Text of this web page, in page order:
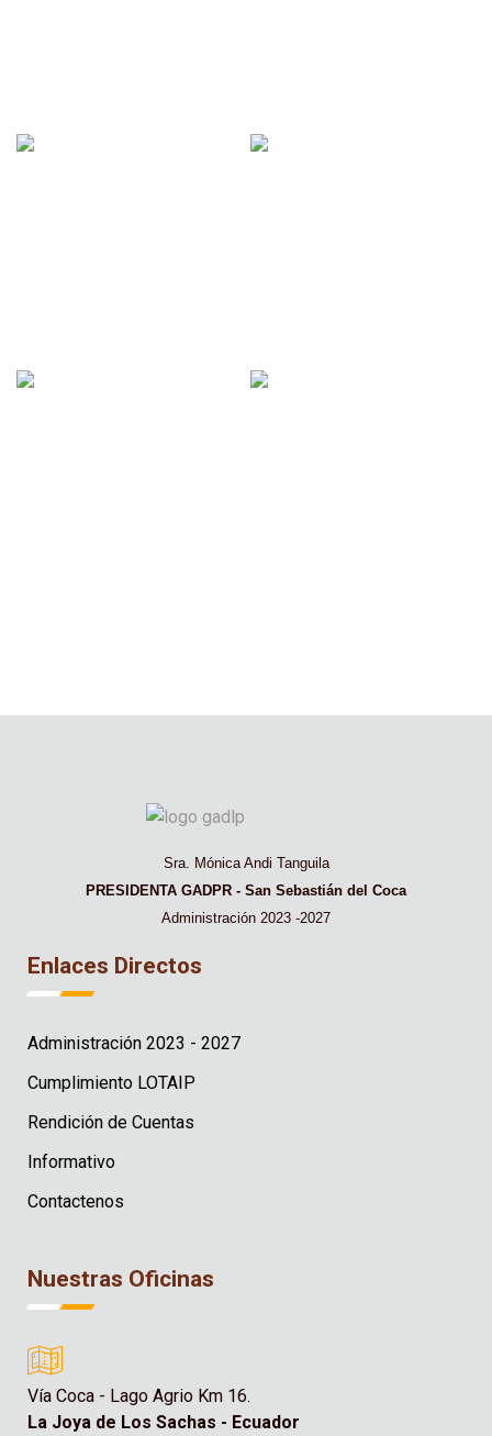
Sra. Mónica Andi Tanguila
PRESIDENTA GADPR - San Sebastián del Coca
Administración 2023 -2027
Enlaces Directos
Administración 2023 - 2027
Cumplimiento LOTAIP
Rendición de Cuentas
Informativo
Contactenos
Nuestras Oficinas
Vía Coca - Lago Agrio Km 16.
La Joya de Los Sachas - Ecuador